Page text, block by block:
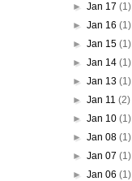
►Jan 17(1)
►Jan 16(1)
►Jan 15(1)
►Jan 14(1)
►Jan 13(1)
►Jan 11(2)
►Jan 10(1)
►Jan 08(1)
►Jan 07(1)
►Jan 06(1)